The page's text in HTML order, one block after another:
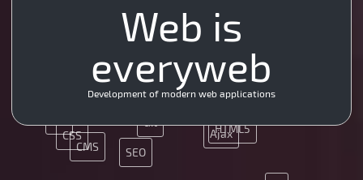
SEO
CSS
Git HTML5
SEO
Java
CMS
Ajax
Web is
everyweb
Development of modern web applications